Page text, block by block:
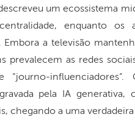
um ecossistema
enquanto os
Embora a televisão
prevalecem as redes
“journo-
pela IA
chegando a uma verdadeira